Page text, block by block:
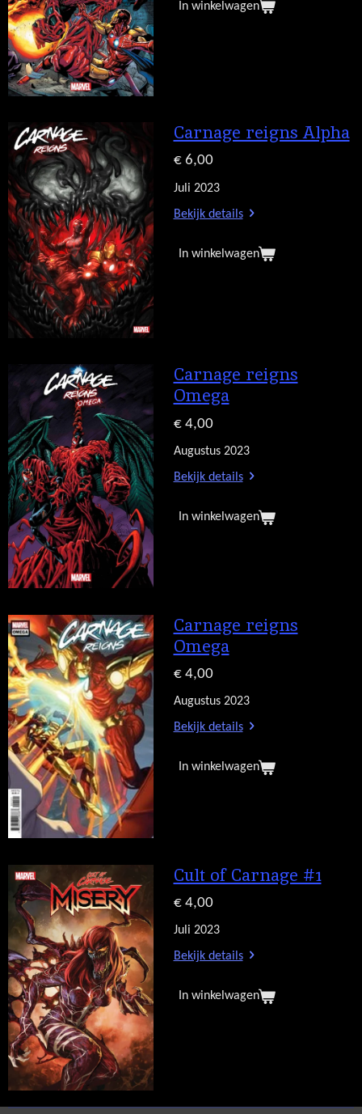
In winkelwagen
Carnage reigns Alpha
€ 6,00
Juli 2023
Bekijk details
In winkelwagen
Carnage reigns
Omega
€ 4,00
Augustus 2023
Bekijk details
In winkelwagen
Carnage reigns
Omega
€ 4,00
Augustus 2023
Bekijk details
In winkelwagen
Cult of Carnage #1
€ 4,00
Juli 2023
Bekijk details
In winkelwagen